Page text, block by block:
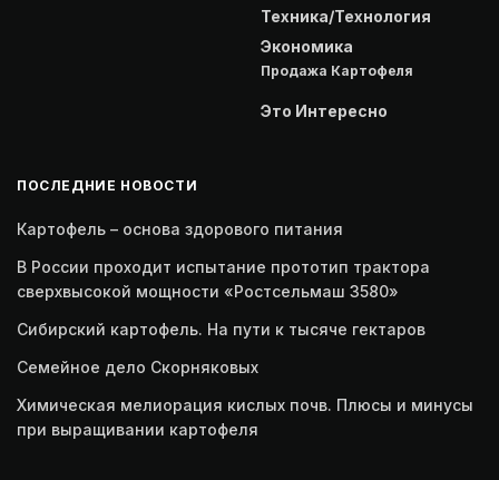
Техника/Технология
Экономика
Продажа Картофеля
Это Интересно
ПОСЛЕДНИЕ НОВОСТИ
Картофель – основа здорового питания
В России проходит испытание прототип трактора
сверхвысокой мощности «Ростсельмаш 3580»
Сибирский картофель. На пути к тысяче гектаров
Семейное дело Скорняковых
Химическая мелиорация кислых почв. Плюсы и минусы
при выращивании картофеля